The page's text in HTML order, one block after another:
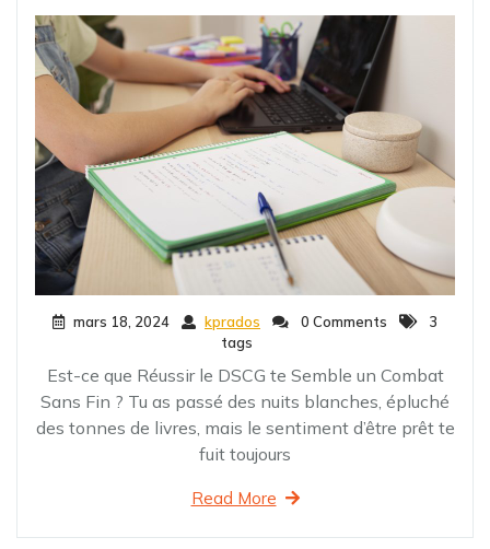
mars 18, 2024 kprados 0 Comments
3
tags
Est-ce que Réussir le DSCG te Semble un Combat
Sans Fin ? Tu as passé des nuits blanches, épluché
des tonnes de livres, mais le sentiment d’être prêt te
fuit toujours
Read More